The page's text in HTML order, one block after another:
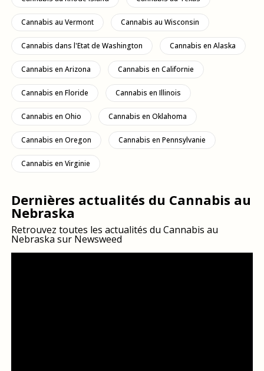
Cannabis au Vermont Cannabis au Wisconsin
Cannabis dans l'Etat de Washington Cannabis en Alaska
Cannabis en Arizona Cannabis en Californie
Cannabis en Floride Cannabis en Illinois
Cannabis en Ohio Cannabis en Oklahoma
Cannabis en Oregon Cannabis en Pennsylvanie
Cannabis en Virginie
Dernières actualités du Cannabis au
Nebraska
Retrouvez toutes les actualités du Cannabis au
Nebraska sur Newsweed